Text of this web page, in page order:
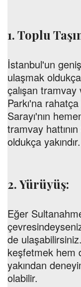
1. Toplu
İstanbul'un
ulaşmak
çalışan
Parkı'na
Sarayı'nın
tramvay
oldukça yakındır.
2. Yürüyüş:
Eğer
de
keşfetmek hem
yakından
olabilir.